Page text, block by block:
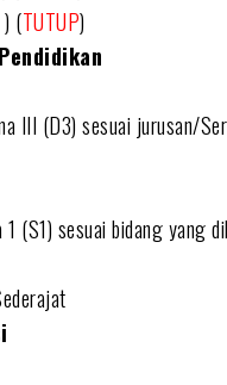
(TUTUP)
III (D3) sesuai jurusan/
(S1) sesuai bidang yang